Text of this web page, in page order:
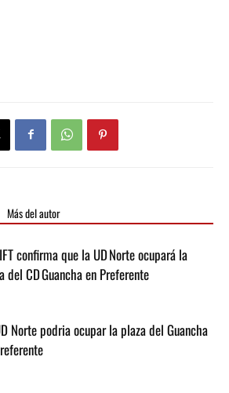
Más del autor
confirma que la UD Norte ocupará la
del CD Guancha en Preferente
Norte podria ocupar la plaza del Guancha